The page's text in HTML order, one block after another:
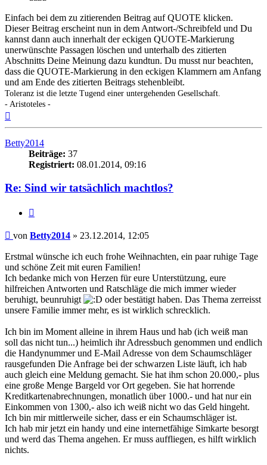
Einfach bei dem zu zitierenden Beitrag auf QUOTE klicken.
Dieser Beitrag erscheint nun in dem Antwort-/Schreibfeld und Du
kannst dann auch innerhalt der eckigen QUOTE-Markierung
unerwünschte Passagen löschen und unterhalb des zitierten
Abschnitts Deine Meinung dazu kundtun. Du musst nur beachten,
dass die QUOTE-Markierung in den eckigen Klammern am Anfang
und am Ende des zitierten Beitrags stehenbleibt.
Toleranz ist die letzte Tugend einer untergehenden Gesellschaft.
- Aristoteles -
Betty2014
Beiträge: 37
Registriert: 08.01.2014, 09:16
Re: Sind wir tatsächlich machtlos?
Beitrag
von Betty2014 » 23.12.2014, 12:05
Erstmal wünsche ich euch frohe Weihnachten, ein paar ruhige Tage
und schöne Zeit mit euren Familien!
Ich bedanke mich von Herzen für eure Unterstützung, eure
hilfreichen Antworten und Ratschläge die mich immer wieder
beruhigt, beunruhigt
oder bestätigt haben. Das Thema zerreisst
unsere Familie immer mehr, es ist wirklich schrecklich.
Ich bin im Moment alleine in ihrem Haus und hab (ich weiß man
soll das nicht tun...) heimlich ihr Adressbuch genommen und endlich
die Handynummer und E-Mail Adresse von dem Schaumschläger
rausgefunden Die Anfrage bei der schwarzen Liste läuft, ich hab
auch gleich eine Meldung gemacht. Sie hat ihm schon 20.000,- plus
eine große Menge Bargeld vor Ort gegeben. Sie hat horrende
Kreditkartenabrechnungen, monatlich über 1000.- und hat nur ein
Einkommen von 1300,- also ich weiß nicht wo das Geld hingeht.
Ich bin mir mittlerweile sicher, dass er ein Schaumschläger ist.
Ich hab mir jetzt ein handy und eine internetfähige Simkarte besorgt
und werd das Thema angehen. Er muss auffliegen, es hilft wirklich
nichts.